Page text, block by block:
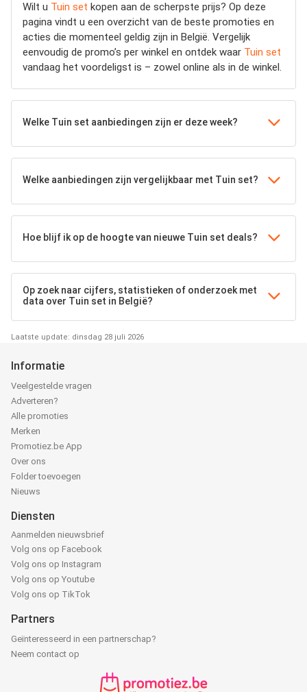
Wilt u Tuin set kopen aan de scherpste prijs? Op deze
pagina vindt u een overzicht van de beste promoties en
acties die momenteel geldig zijn in België. Vergelijk
eenvoudig de promo’s per winkel en ontdek waar Tuin set
vandaag het voordeligst is – zowel online als in de winkel.
Welke Tuin set aanbiedingen zijn er deze week?
Welke aanbiedingen zijn vergelijkbaar met Tuin set?
Hoe blijf ik op de hoogte van nieuwe Tuin set deals?
Op zoek naar cijfers, statistieken of onderzoek met
data over Tuin set in België?
Laatste update: dinsdag 28 juli 2026
Informatie
Veelgestelde vragen
Adverteren?
Alle promoties
Merken
Promotiez.be App
Over ons
Folder toevoegen
Nieuws
Diensten
Aanmelden nieuwsbrief
Volg ons op Facebook
Volg ons op Instagram
Volg ons op Youtube
Volg ons op TikTok
Partners
Geïnteresseerd in een partnerschap?
Neem contact op